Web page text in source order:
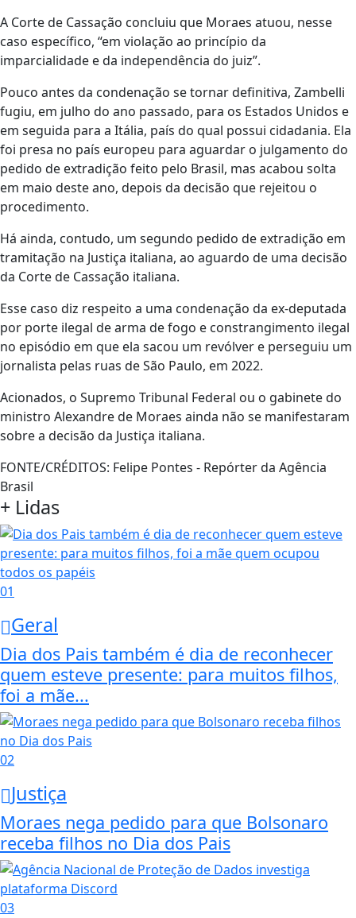
A Corte de Cassação concluiu que Moraes atuou, nesse
caso específico, “em violação ao princípio da
imparcialidade e da independência do juiz”.
Pouco antes da condenação se tornar definitiva, Zambelli
fugiu, em julho do ano passado, para os Estados Unidos e
em seguida para a Itália, país do qual possui cidadania. Ela
foi presa no país europeu para aguardar o julgamento do
pedido de extradição feito pelo Brasil, mas acabou solta
em maio deste ano, depois da decisão que rejeitou o
procedimento.
Há ainda, contudo, um segundo pedido de extradição em
tramitação na Justiça italiana, ao aguardo de uma decisão
da Corte de Cassação italiana.
Esse caso diz respeito a uma condenação da ex-deputada
por porte ilegal de arma de fogo e constrangimento ilegal
no episódio em que ela sacou um revólver e perseguiu um
jornalista pelas ruas de São Paulo, em 2022.
Acionados, o Supremo Tribunal Federal ou o gabinete do
ministro Alexandre de Moraes ainda não se manifestaram
sobre a decisão da Justiça italiana.
FONTE/CRÉDITOS: Felipe Pontes - Repórter da Agência
Brasil
+ Lidas
01
Geral
Dia dos Pais também é dia de reconhecer
quem esteve presente: para muitos filhos,
foi a mãe...
02
Justiça
Moraes nega pedido para que Bolsonaro
receba filhos no Dia dos Pais
03